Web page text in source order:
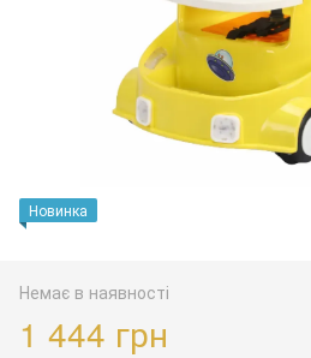
Новинка
Немає в наявності
1 444 грн